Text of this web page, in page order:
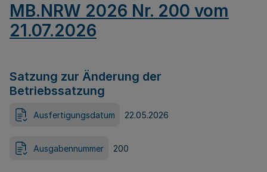
MB.NRW 2026 Nr. 200 vom
21.07.2026
Satzung zur Änderung der
Betriebssatzung
Ausfertigungsdatum 22.05.2026
Ausgabennummer 200